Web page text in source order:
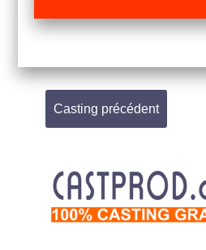
Casting précédent